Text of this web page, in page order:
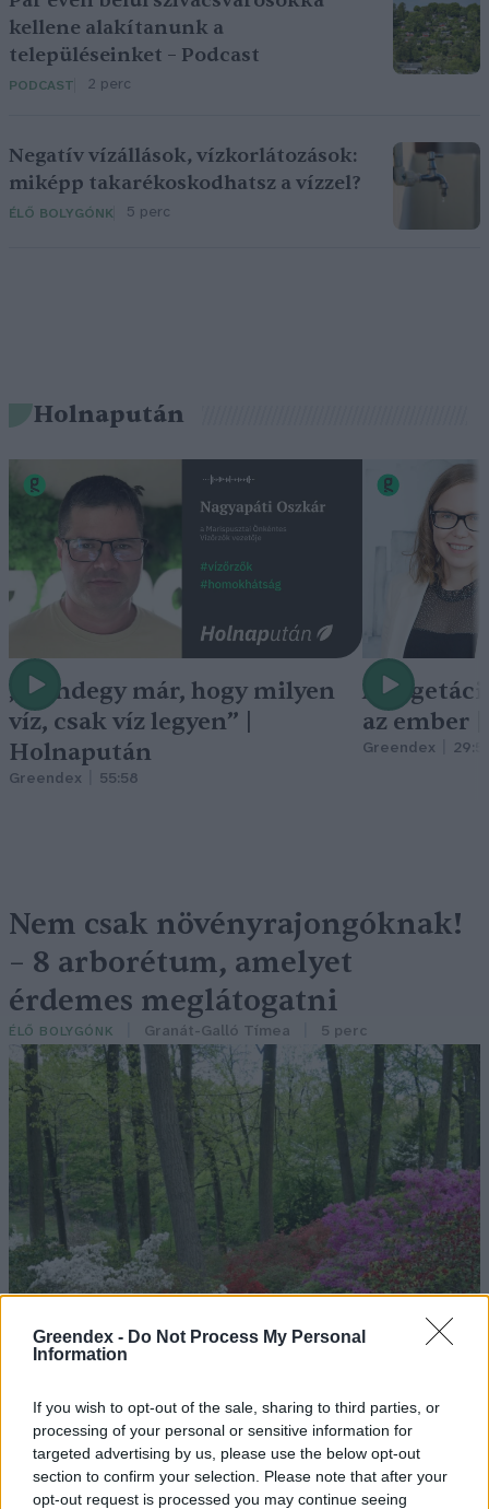
Greendex - Do Not Process My Personal
Information
If you wish to opt-out of the sale, sharing to third parties, or
processing of your personal or sensitive information for
targeted advertising by us, please use the below opt-out
section to confirm your selection. Please note that after your
opt-out request is processed you may continue seeing
kellene alakítanunk a
településeinket – Podcast
PODCAST 2 perc
Negatív vízállások, vízkorlátozások:
miképp takarékoskodhatsz a vízzel?
ÉLŐ BOLYGÓNK 5 perc
Holnapután
„Mindegy már, hogy milyen
víz, csak víz legyen” |
Holnapután
Greendex 55:58
A
az ember
Greendex
Nem csak növényrajongóknak!
– 8 arborétum, amelyet
érdemes meglátogatni
ÉLŐ BOLYGÓNK Granát-Galló Tímea 5 perc